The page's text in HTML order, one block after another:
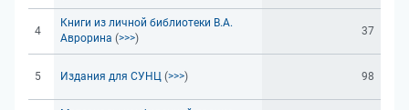
4
Книги из личной библиотеки В.А.
Аврорина (>>>)
37
5 Издания для СУНЦ (>>>) 98